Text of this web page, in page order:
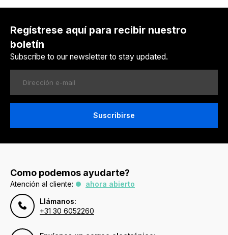
Regístrese aquí para recibir nuestro
boletín
Subscribe to our newsletter to stay updated.
Suscribirse
Como podemos ayudarte?
Atención al cliente:
ahora abierto
Llámanos:
+31 30 6052260